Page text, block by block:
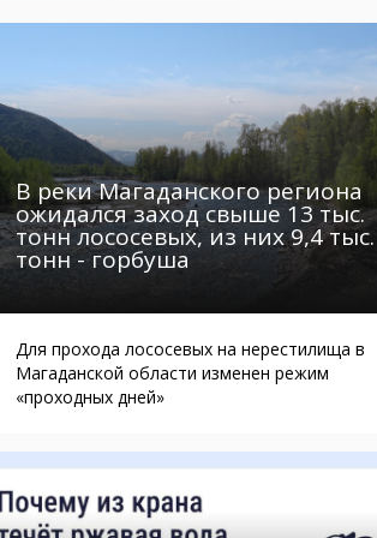
Автобусы Магадан – Аэропорт
Таблица приливов отливов
Не мусорить
Браконьеры
В реки Магаданского региона
ожидался заход свыше 13 тыс.
тонн лососевых, из них 9,4 тыс.
тонн - горбуша
Для прохода лососевых на нерестилища в
Магаданской области изменен режим
«проходных дней»